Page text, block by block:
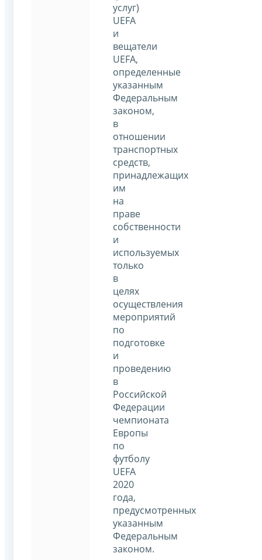
услуг)
UEFA
и
вещатели
UEFA,
определенные
указанным
Федеральным
законом,
в
отношении
транспортных
средств,
принадлежащих
им
на
праве
собственности
и
используемых
только
в
целях
осуществления
мероприятий
по
подготовке
и
проведению
в
Российской
Федерации
чемпионата
Европы
по
футболу
UEFA
2020
года,
предусмотренных
указанным
Федеральным
законом.